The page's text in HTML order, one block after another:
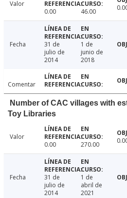
Valor
0.00
46.00
Fecha
31 de
julio de
2014
1 de
junio de
2018
Comentar
Number of CAC villages with
Toy Libraries
Valor
0.00
270.00
Fecha
31 de
julio de
2014
1 de
abril de
2021